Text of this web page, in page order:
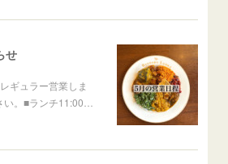
せ
ギュラー営業しま
。■ランチ11:00…